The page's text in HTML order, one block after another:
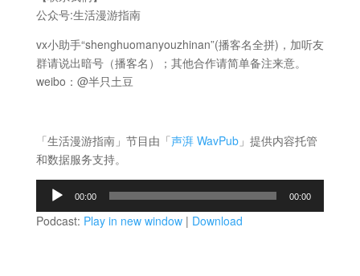
公众号:生活漫游指南
vx小助手“shenghuomanyouzhinan”(播客名全拼)，加听友
群请说出暗号（播客名）；其他合作请简单备注来意。
weibo：@半只土豆
「生活漫游指南」节目由「声湃 WavPub」提供内容托管
和数据服务支持。
播
00:00 00:00
Podcast: Play in new window| Download